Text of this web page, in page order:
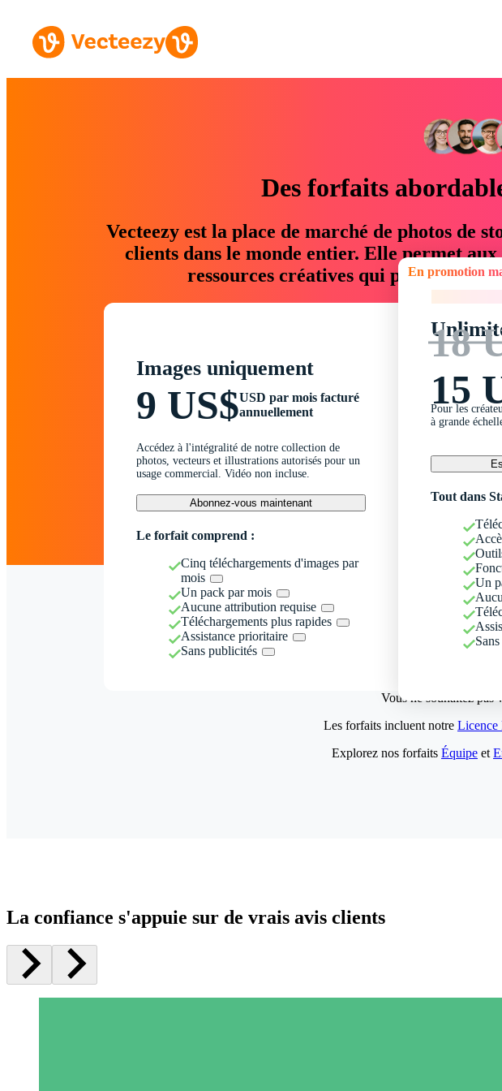
Des forfaits
Vecteezy est la place de marché de photos de
clients dans le monde entier. Elle permet
ressources créatives qui permettent
Images uniquement
9 US$USD par mois facturé
annuellement
Accédez à l'intégralité de notre collection de
photos, vecteurs et illustrations autorisés pour un
usage commercial. Vidéo non incluse.
Abonnez-vous maintenant
Le forfait comprend :
Cinq téléchargements d'images par
mois
Un pack par mois
Aucune attribution requise
Téléchargements plus rapides
Assistance prioritaire
Sans publicités
En promotion
18
15
Pour les
à grande
Tout dans
Un
Vous ne souhaitez pas
Les forfaits incluent notre Licence
Explorez nos forfaits Équipe et
La confiance s'appuie sur de vrais avis clients